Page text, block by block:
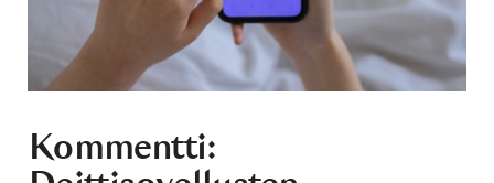
Kommentti: